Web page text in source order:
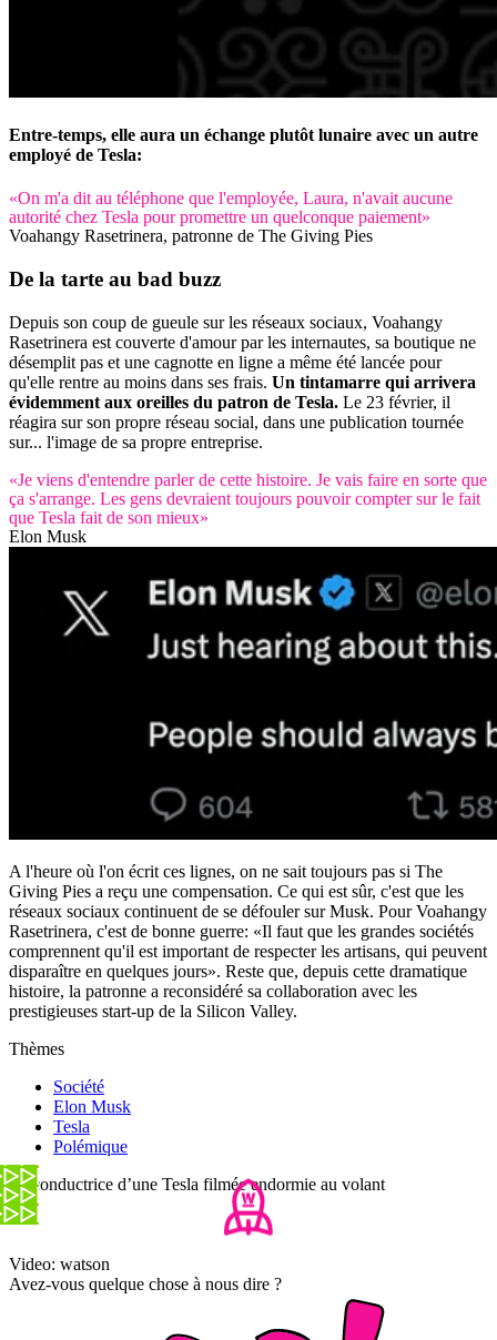
Entre-temps, elle aura un échange plutôt lunaire avec un autre
employé de Tesla:
«On m'a dit au téléphone que l'employée, Laura, n'avait aucune
autorité chez Tesla pour promettre un quelconque paiement»
Voahangy Rasetrinera, patronne de The Giving Pies
De la tarte au bad buzz
Depuis son coup de gueule sur les réseaux sociaux, Voahangy
Rasetrinera est couverte d'amour par les internautes, sa boutique ne
désemplit pas et une cagnotte en ligne a même été lancée pour
qu'elle rentre au moins dans ses frais. Un tintamarre qui arrivera
évidemment aux oreilles du patron de Tesla. Le 23 février, il
réagira sur son propre réseau social, dans une publication tournée
sur... l'image de sa propre entreprise.
«Je viens d'entendre parler de cette histoire. Je vais faire en sorte que
ça s'arrange. Les gens devraient toujours pouvoir compter sur le fait
que Tesla fait de son mieux»
Elon Musk
A l'heure où l'on écrit ces lignes, on ne sait toujours pas si The
Giving Pies a reçu une compensation. Ce qui est sûr, c'est que les
réseaux sociaux continuent de se défouler sur Musk. Pour Voahangy
Rasetrinera, c'est de bonne guerre: «Il faut que les grandes sociétés
comprennent qu'il est important de respecter les artisans, qui peuvent
disparaître en quelques jours». Reste que, depuis cette dramatique
histoire, la patronne a reconsidéré sa collaboration avec les
prestigieuses start-up de la Silicon Valley.
Thèmes
Société
Elon Musk
Tesla
Polémique
La conductrice d’une Tesla filmée endormie au volant
Video: watson
Avez-vous quelque chose à nous dire ?